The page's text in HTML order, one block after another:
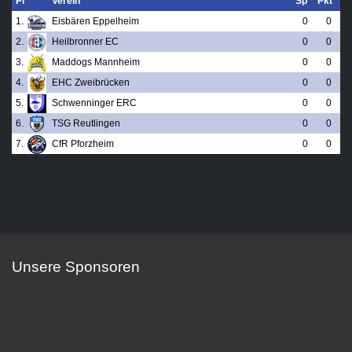
1.
Eisbären Eppelheim 0
0
2.
Heilbronner EC 0
0
3.
Maddogs Mannheim 0
0
4.
EHC Zweibrücken 0
0
5.
Schwenninger ERC 0
0
6.
TSG Reutlingen 0
0
7.
CfR Pforzheim 0 0
Unsere Sponsoren